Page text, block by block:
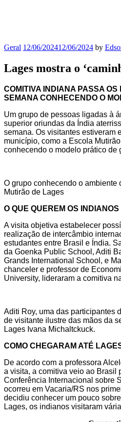
Geral 12/06/202412/06/2024 by
Lages mostra o
COMITIVA INDIANA PASSA OS
SEMANA CONHECENDO O
Um grupo de pessoas ligadas à
superior oriundas da Índia
semana. Os visitantes estiveram
município, como a Escola
conhecendo o modelo prático de
O grupo conhecendo o ambiente
Mutirão de Lages
O QUE QUEREM OS INDIANOS
A visita objetiva estabelecer
realização de intercâmbio
estudantes entre Brasil e Índia.
da Goenka Public School, Aditi
Grands International School, e
chanceler e professor de
University, lideraram a comitiva
Aditi Roy, uma das participantes
de visitante ilustre das mãos da
Lages Ivana Michaltckuck.
COMO CHEGARAM ATÉ
De acordo com a professora
a visita, a comitiva veio ao Brasil
Conferência Internacional sobre
ocorreu em Vacaria/RS nos
decidiu conhecer um pouco
Lages, os indianos visitaram